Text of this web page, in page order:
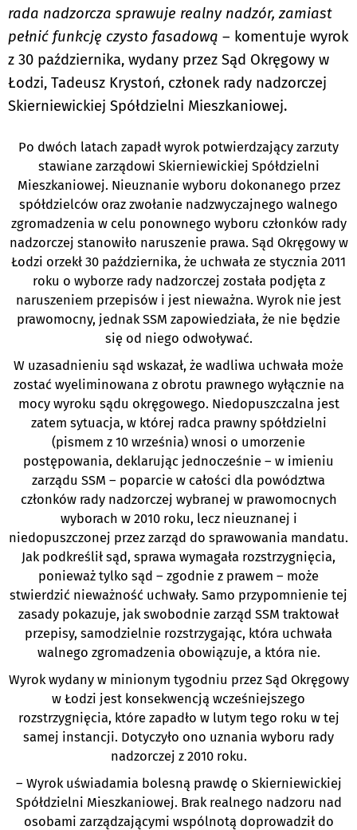
rada nadzorcza sprawuje realny nadzór, zamiast
pełnić funkcję czysto fasadową – komentuje wyrok
z 30 października, wydany przez Sąd Okręgowy w
Łodzi, Tadeusz Krystoń, członek rady nadzorczej
Skierniewickiej Spółdzielni Mieszkaniowej.
Po dwóch latach zapadł wyrok potwierdzający zarzuty
stawiane zarządowi Skierniewickiej Spółdzielni
Mieszkaniowej. Nieuznanie wyboru dokonanego przez
spółdzielców oraz zwołanie nadzwyczajnego walnego
zgromadzenia w celu ponownego wyboru członków rady
nadzorczej stanowiło naruszenie prawa. Sąd Okręgowy w
Łodzi orzekł 30 października, że uchwała ze stycznia 2011
roku o wyborze rady nadzorczej została podjęta z
naruszeniem przepisów i jest nieważna. Wyrok nie jest
prawomocny, jednak SSM zapowiedziała, że nie będzie
się od niego odwoływać.
W uzasadnieniu sąd wskazał, że wadliwa uchwała może
zostać wyeliminowana z obrotu prawnego wyłącznie na
mocy wyroku sądu okręgowego. Niedopuszczalna jest
zatem sytuacja, w której radca prawny spółdzielni
(pismem z 10 września) wnosi o umorzenie
postępowania, deklarując jednocześnie – w imieniu
zarządu SSM – poparcie w całości dla powództwa
członków rady nadzorczej wybranej w prawomocnych
wyborach w 2010 roku, lecz nieuznanej i
niedopuszczonej przez zarząd do sprawowania mandatu.
Jak podkreślił sąd, sprawa wymagała rozstrzygnięcia,
ponieważ tylko sąd – zgodnie z prawem – może
stwierdzić nieważność uchwały. Samo przypomnienie tej
zasady pokazuje, jak swobodnie zarząd SSM traktował
przepisy, samodzielnie rozstrzygając, która uchwała
walnego zgromadzenia obowiązuje, a która nie.
Wyrok wydany w minionym tygodniu przez Sąd Okręgowy
w Łodzi jest konsekwencją wcześniejszego
rozstrzygnięcia, które zapadło w lutym tego roku w tej
samej instancji. Dotyczyło ono uznania wyboru rady
nadzorczej z 2010 roku.
– Wyrok uświadamia bolesną prawdę o Skierniewickiej
Spółdzielni Mieszkaniowej. Brak realnego nadzoru nad
osobami zarządzającymi wspólnotą doprowadził do